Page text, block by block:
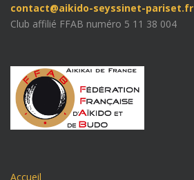
contact@aikido-seyssinet-pariset.fr
Club affilié FFAB numéro 5 11 38 004
Accueil